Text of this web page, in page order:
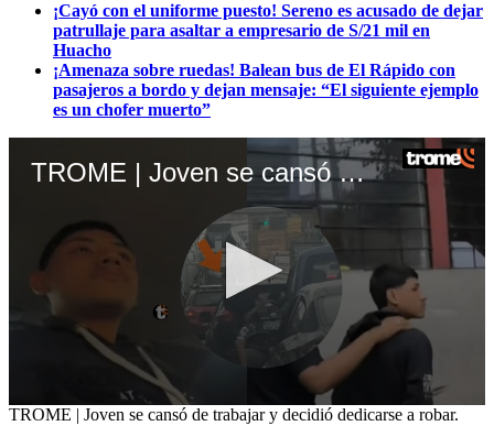
¡Cayó con el uniforme puesto! Sereno es acusado de dejar
patrullaje para asaltar a empresario de S/21 mil en
Huacho
¡Amenaza sobre ruedas! Balean bus de El Rápido con
pasajeros a bordo y dejan mensaje: “El siguiente ejemplo
es un chofer muerto”
TROME | Joven se cansó de trabajar y decidió dedicarse a robar. Video: ATV
0
TROME | Joven se cansó de trabajar y decidió dedicarse a robar.